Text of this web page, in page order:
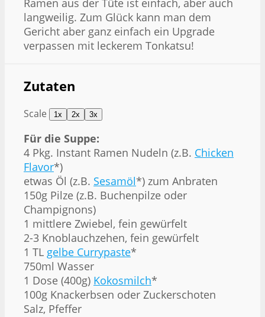
Ramen aus der Tüte ist einfach, aber auch
langweilig. Zum Glück kann man dem
Gericht aber ganz einfach ein Upgrade
verpassen mit leckerem Tonkatsu!
Zutaten
Scale 1x 2x 3x
Für die Suppe:
4 Pkg. Instant Ramen Nudeln (z.B. Chicken
Flavor*)
etwas Öl (z.B. Sesamöl*) zum Anbraten
150g Pilze (z.B. Buchenpilze oder
Champignons)
1 mittlere Zwiebel, fein gewürfelt
2-3 Knoblauchzehen, fein gewürfelt
1 TL gelbe Currypaste*
750ml Wasser
1 Dose (400g) Kokosmilch*
100g Knackerbsen oder Zuckerschoten
Salz, Pfeffer